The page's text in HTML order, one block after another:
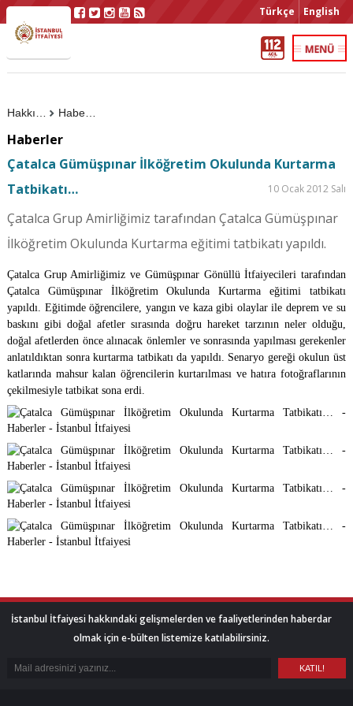
Türkçe English
Haberler
Haberler
Çatalca Gümüşpınar İlköğretim Okulunda Kurtarma
Tatbikatı…
10 Ocak 2012 Salı
Çatalca Grup Amirliğimiz tarafından Çatalca Gümüşpınar
İlköğretim Okulunda Kurtarma eğitimi tatbikatı yapıldı.
Çatalca Grup Amirliğimiz ve Gümüşpınar Gönüllü İtfaiyecileri tarafından
Çatalca Gümüşpınar İlköğretim Okulunda Kurtarma eğitimi tatbikatı
yapıldı. Eğitimde öğrencilere, yangın ve kaza gibi olaylar ile deprem ve su
baskını gibi doğal afetler sırasında doğru hareket tarzının neler olduğu,
doğal afetlerden önce alınacak önlemler ve sonrasında yapılması gerekenler
anlatıldıktan sonra kurtarma tatbikatı da yapıldı. Senaryo gereği okulun üst
katlarında mahsur kalan öğrencilerin kurtarılması ve hatıra fotoğraflarının
çekilmesiyle tatbikat sona erdi.
İstanbul İtfaiyesi hakkındaki gelişmelerden ve faaliyetlerinden haberdar
olmak için e-bülten listemize katılabilirsiniz.